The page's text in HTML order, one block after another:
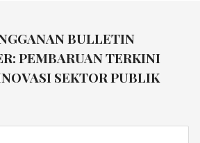
BULLETIN
PEMBARUAN TERKINI
SEKTOR PUBLIK